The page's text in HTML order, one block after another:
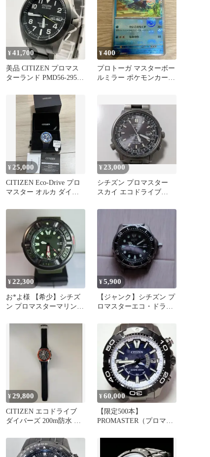
¥41,700
美品 CITIZEN プロマス
ターランド PMD56-2952
¥400
プロトーガ マスターボー
ルミラー ポケモンカード
¥ 25,000
CITIZEN Eco-Drive プロ
マスター オルカ ダイバ
¥ 23,000
シチズン プロマスター
スカイ エコドライブ
¥22,300
お*よ様 【希少】シチズ
ン プロマスターマリン
BJ805
¥5,900
【ジャンク】シチズン プ
ロマスターエコ・ドライ
¥29,800
CITIZEN エコドライブ
ダイバーズ 200m防水 シ
¥60,000
【限定500本】
PROMASTER（プロマス
ズン